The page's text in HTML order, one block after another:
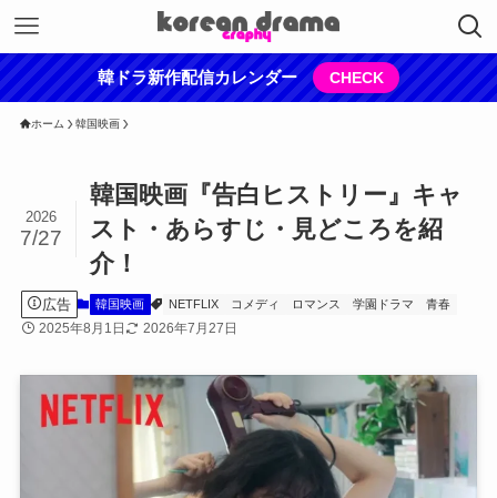
韓ドラ新作配信カレンダー CHECK
ホーム 韓国映画
韓国映画『告白ヒストリー』キャ
スト・あらすじ・見どころを紹
介！
2026
7/27
広告 韓国映画 NETFLIX コメディ ロマンス 学園ドラマ 青春
2025年8月1日 2026年7月27日